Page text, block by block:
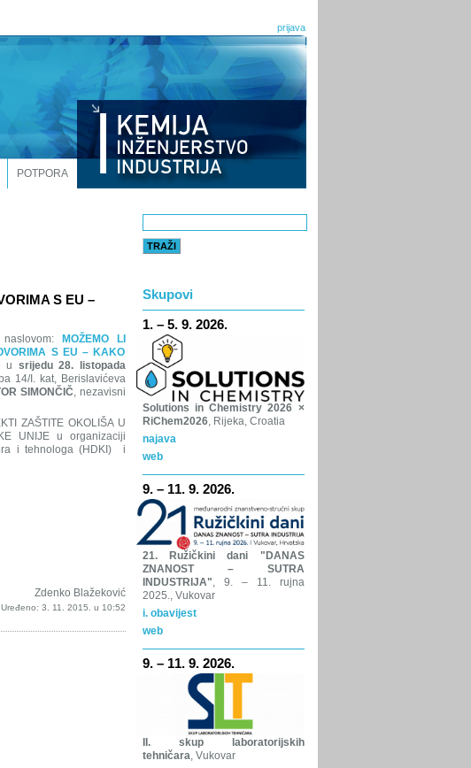
prijava
POTPORA
S EU –
MOŽEMO LI
S EU – KAKO
u srijedu 28. listopada
14/I. kat, Berislavićeva
SIMONČIČ, nezavisni
ZAŠTITE OKOLIŠA U
UNIJE u organizaciji
i tehnologa (HDKI) i
Zdenko Blažeković
Uređeno: 3. 11. 2015. u 10:52
Skupovi
1. – 5. 9. 2026.
Solutions in Chemistry 2026 ×
RiChem2026, Rijeka, Croatia
najava
web
9. – 11. 9. 2026.
21. Ružičkini dani "DANAS
ZNANOST – SUTRA
INDUSTRIJA", 9. – 11. rujna
2025., Vukovar
i. obavijest
web
9. – 11. 9. 2026.
II. skup laboratorijskih
tehničara , Vukovar